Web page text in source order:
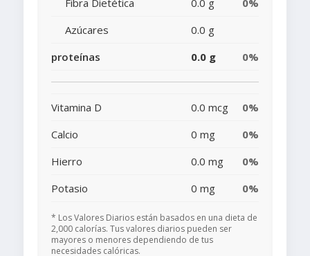
Fibra Dietética
0.0 g
0%
Azúcares
0.0 g
proteínas
0.0 g 0%
Vitamina D 0.0 mcg
0%
Calcio
0 mg
0%
Hierro
0.0 mg
0%
Potasio
0 mg 0%
* Los Valores Diarios están basados en una dieta de
2,000 calorías. Tus valores diarios pueden ser
mayores o menores dependiendo de tus
necesidades calóricas.